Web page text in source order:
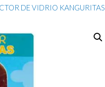
DE VIDRIO KANGURITAS